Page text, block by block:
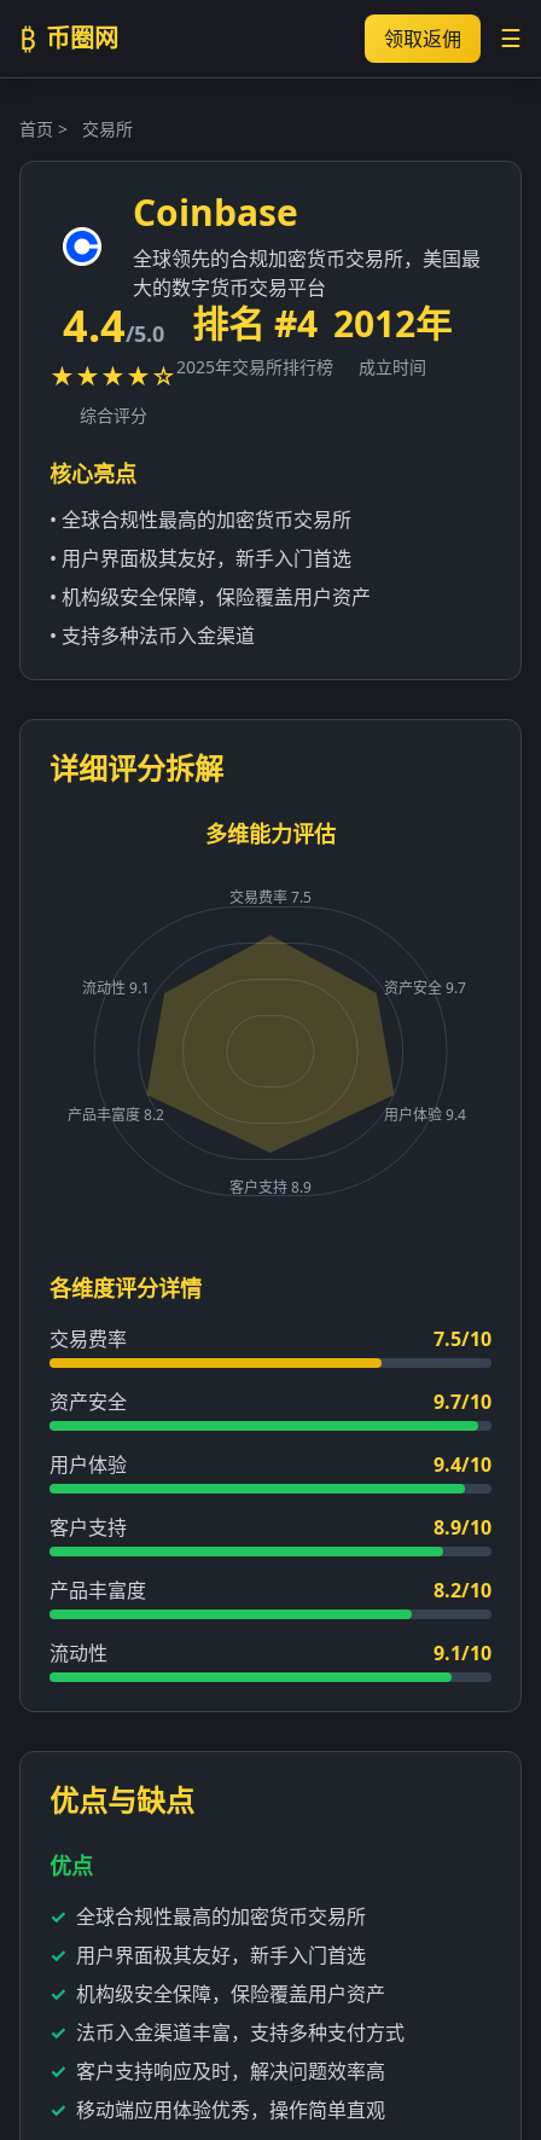
₿ 币圈网 领取返佣 ☰
首页 > 交易所
Coinbase
全球领先的合规加密货币交易所，美国最
大的数字货币交易平台
4.4/5.0
★★★★☆
综合评分
排名 #4
2025年交易所排行榜
2012年
成立时间
核心亮点
• 全球合规性最高的加密货币交易所
• 用户界面极其友好，新手入门首选
• 机构级安全保障，保险覆盖用户资产
• 支持多种法币入金渠道
详细评分拆解
多维能力评估
交易费率 7.5
资产安全 9.7
用户体验 9.4
客户支持 8.9
产品丰富度 8.2
流动性 9.1
各维度评分详情
交易费率 7.5/10
资产安全 9.7/10
用户体验 9.4/10
客户支持 8.9/10
产品丰富度 8.2/10
流动性 9.1/10
优点与缺点
优点
全球合规性最高的加密货币交易所
用户界面极其友好，新手入门首选
机构级安全保障，保险覆盖用户资产
法币入金渠道丰富，支持多种支付方式
客户支持响应及时，解决问题效率高
移动端应用体验优秀，操作简单直观